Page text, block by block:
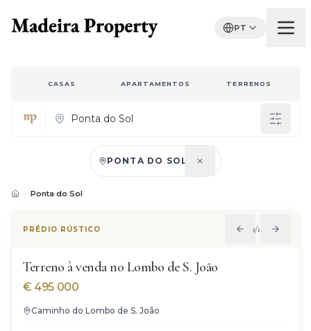
PT
CASAS APARTAMENTOS TERRENOS
PONTA DO SOL
Properties for sale in Madeira
Ponta do Sol
PRÉDIO RÚSTICO 1/12
Terreno à venda no Lombo de S. João
€ 495 000
Caminho do Lombo de S. João